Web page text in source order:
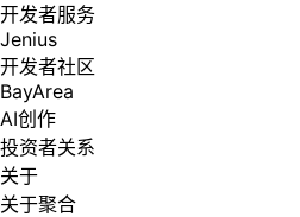
开发者服务
Jenius
开发者社区
BayArea
AI创作
投资者关系
关于
关于聚合